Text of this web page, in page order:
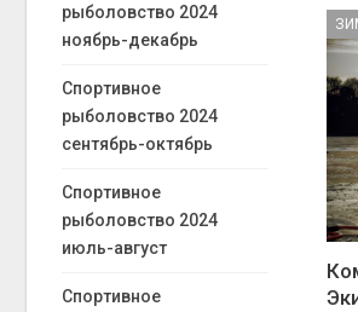
рыболовство 2024
ноябрь-декабрь
Спортивное
рыболовство 2024
сентябрь-октябрь
Спортивное
рыболовство 2024
июль-август
Спортивное